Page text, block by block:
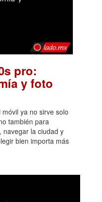
pro:
y foto
ya no sirve solo
también para
navegar la ciudad y
bien importa más